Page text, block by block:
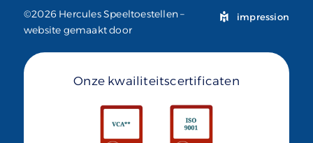
©2026 Hercules Speeltoestellen –
website gemaakt door
impression
Onze kwailiteitscertificaten